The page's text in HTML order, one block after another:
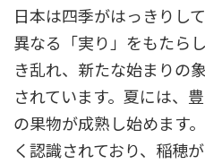
日本は四季がはっきりし
異なる「実り」をもたら
き乱れ、新たな始まりの
されています。夏には、
の果物が成熟し始めます
く認識されており、稲穂